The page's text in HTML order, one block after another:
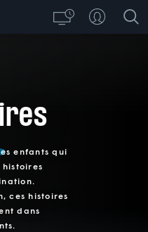
enfants qui
ces histoires
dans